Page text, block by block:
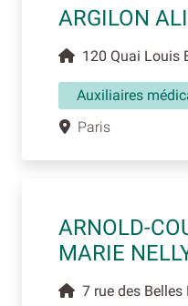
ARGILON
120 Quai Louis
Auxiliaires
Paris
ARNOLD-
MARIE
7 rue des